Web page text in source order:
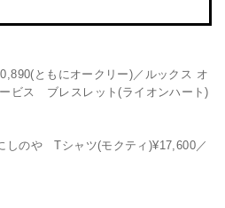
ともにオークリー)／ルックス オ
ビス ブレスレット(ライオンハート)
しのや Tシャツ(モクティ)¥17,600／